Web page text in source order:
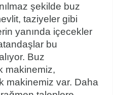
şekilde buz
taziyeler gibi
yanında içecekler
bu
Buz
makinemiz,
makinemiz var. Daha